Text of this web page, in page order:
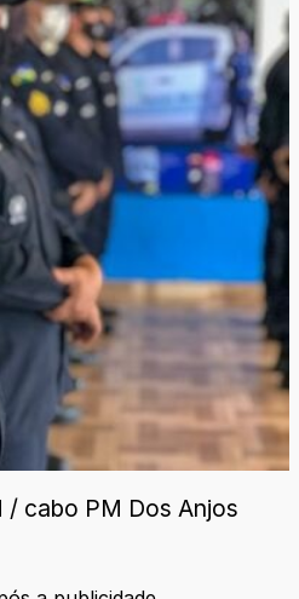
/ cabo PM Dos Anjos